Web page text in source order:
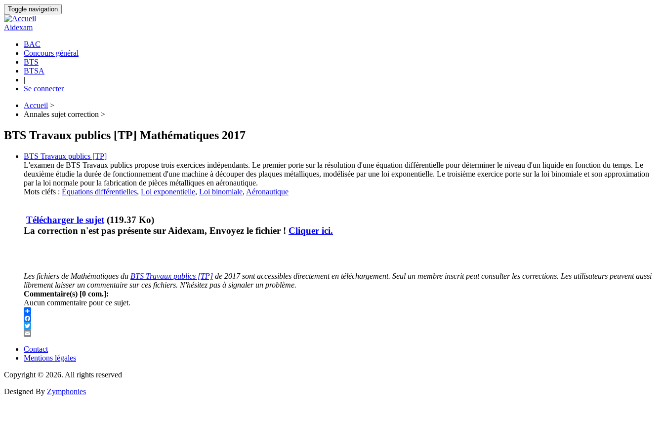
Aller
au
contenu
Toggle navigation
Aidexam
Navigation
principale
BAC
Concours général
BTS
BTSA
|
Se connecter
Fil
d'Ariane
Accueil >
Annales sujet correction >
BTS Travaux publics [TP] Mathématiques 2017
BTS Travaux publics [TP]
L'examen de BTS Travaux publics propose trois exercices indépendants. Le premier porte sur la résolution d'une équation différentielle pour déterminer le niveau d'un liquide en fonction du temps. Le
deuxième étudie la durée de fonctionnement d'une machine à découper des plaques métalliques, modélisée par une loi exponentielle. Le troisième exercice porte sur la loi binomiale et son approximation
par la loi normale pour la fabrication de pièces métalliques en aéronautique.
Mots cléfs : Équations différentielles, Loi exponentielle, Loi binomiale, Aéronautique
Télécharger le sujet (119.37 Ko)
La correction n'est pas présente sur Aidexam, Envoyez le fichier ! Cliquer ici.
Les fichiers de Mathématiques du BTS Travaux publics [TP] de 2017 sont accessibles directement en téléchargement. Seul un membre inscrit peut consulter les corrections. Les utilisateurs peuvent aussi
librement laisser un commentaire sur ces fichiers. N'hésitez pas à signaler un problème.
Commentaire(s) [0 com.]:
Aucun commentaire pour ce sujet.
Share
Facebook
Twitter
Menu
Pied
de
Contact
Mentions légales
Copyright © 2026. All rights reserved
Designed By Zymphonies